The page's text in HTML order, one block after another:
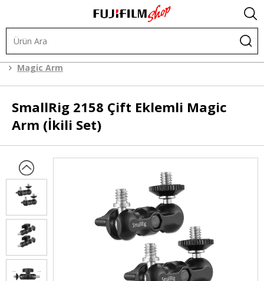
Magic Arm
SmallRig 2158 Çift Eklemli Magic
Arm (İkili Set)